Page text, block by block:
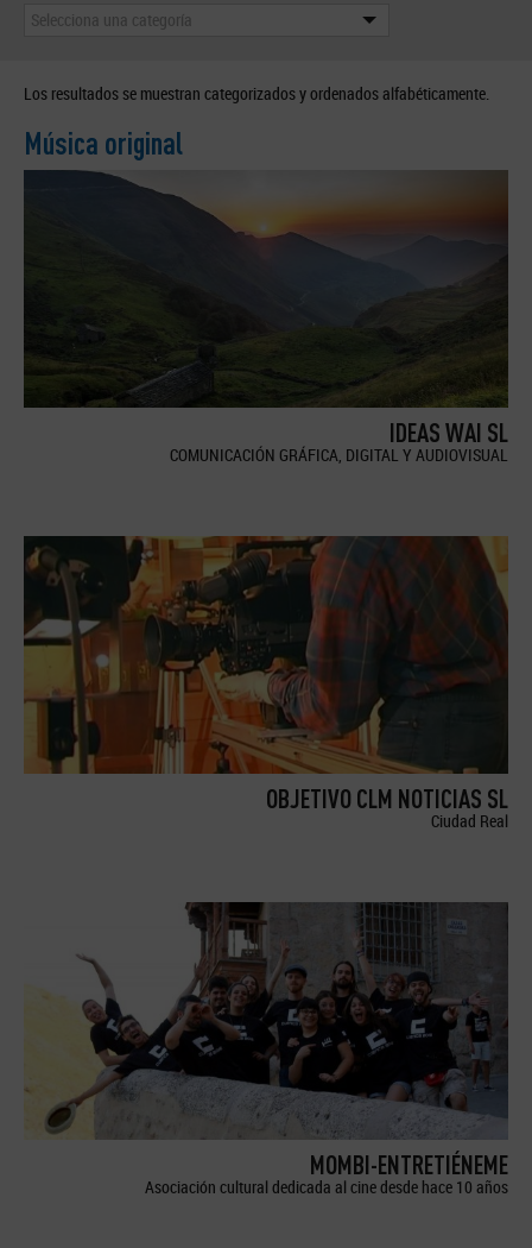
Selecciona una categoría
Los resultados se muestran categorizados y ordenados alfabéticamente.
Música original
IDEAS WAI SL
COMUNICACIÓN GRÁFICA, DIGITAL Y AUDIOVISUAL
OBJETIVO CLM NOTICIAS SL
Ciudad Real
MOMBI-ENTRETIÉNEME
Asociación cultural dedicada al cine desde hace 10 años